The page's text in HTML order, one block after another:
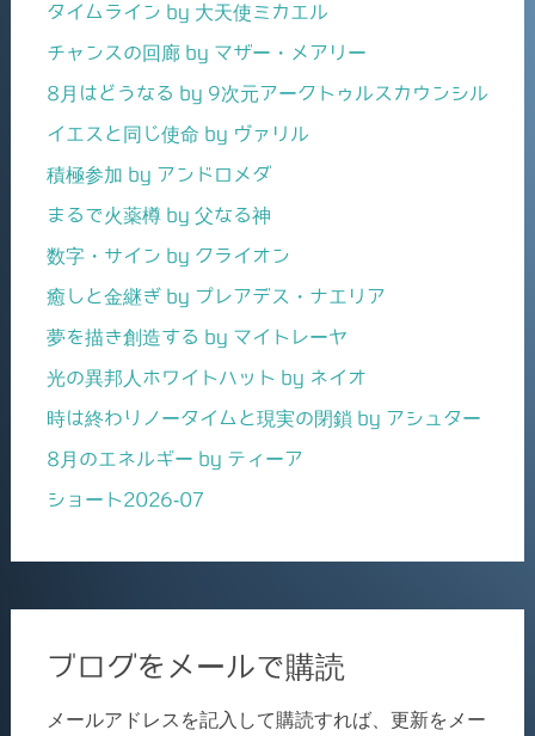
タイムライン by 大天使ミカエル
チャンスの回廊 by マザー・メアリー
8月はどうなる by 9次元アークトゥルスカウンシル
イエスと同じ使命 by ヴァリル
積極参加 by アンドロメダ
まるで火薬樽 by 父なる神
数字・サイン by クライオン
癒しと金継ぎ by プレアデス・ナエリア
夢を描き創造する by マイトレーヤ
光の異邦人ホワイトハット by ネイオ
時は終わりノータイムと現実の閉鎖 by アシュター
8月のエネルギー by ティーア
ショート2026-07
ブログをメールで購読
メールアドレスを記入して購読すれば、更新をメー